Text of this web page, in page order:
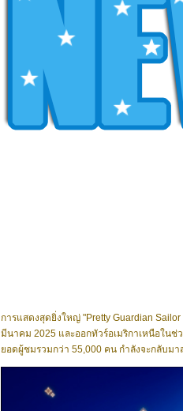
การแสดงสุดยิ่งใหญ่ "Pretty Guardian
มีนาคม 2025 และออกทัวร์อเมริกาเหนือใน
ยอดผู้ชมรวมกว่า 55,000 คน กำลังจะกลับม